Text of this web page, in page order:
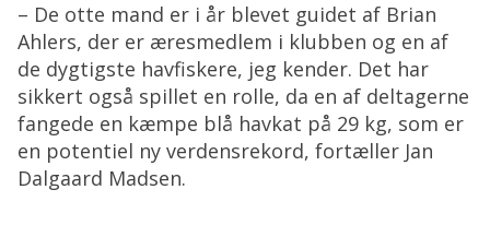
– De otte mand er i år blevet guidet af Brian
Ahlers, der er æresmedlem i klubben og en af
de dygtigste havfiskere, jeg kender. Det har
sikkert også spillet en rolle, da en af deltagerne
fangede en kæmpe blå havkat på 29 kg, som er
en potentiel ny verdensrekord, fortæller Jan
Dalgaard Madsen.